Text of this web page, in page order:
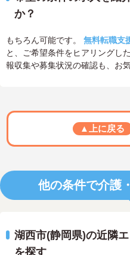
か？
もちろん可能です。 無料転職支
と、ご希望条件をヒアリングし
報収集や募集状況の確認も、お
▲上に戻る
他の条件で介護
湖西市(静岡県)の近隣
を探す